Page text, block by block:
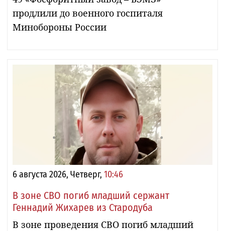
продлили до военного госпиталя
Минобороны России
6 августа 2026, Четверг, 10:46
В зоне СВО погиб младший сержант
Геннадий Жихарев из Стародуба
В зоне проведения СВО погиб младший